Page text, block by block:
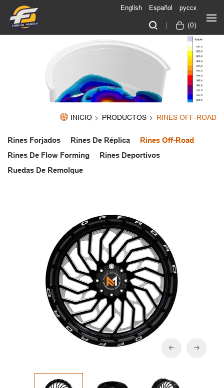
(0)
English Español русск
INICIO PRODUCTOS RINES OFF-ROAD
Rines Forjados Rines De Réplica
Rines Off-Road
Rines De Flow Forming
Rines Deportivos
Ruedas De Remolque